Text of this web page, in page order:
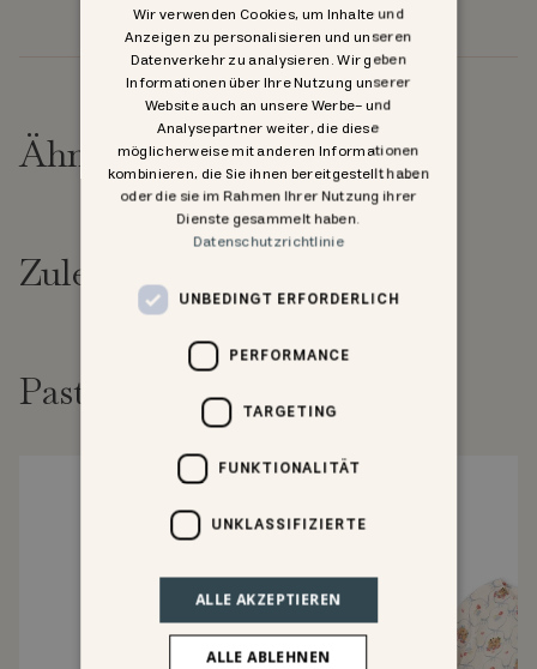
Ähnliche Produkte
Zuletzt angesehen
Past goed bij
Wir verwenden Cookies, um Inhalte und
Anzeigen zu personalisieren und unseren
Datenverkehr zu analysieren. Wir geben
Informationen über Ihre Nutzung unserer
Website auch an unsere Werbe- und
Analysepartner weiter, die diese
möglicherweise mit anderen Informationen
kombinieren, die Sie ihnen bereitgestellt haben
oder die sie im Rahmen Ihrer Nutzung ihrer
Dienste gesammelt haben.
Datenschutzrichtlinie
UNBEDINGT ERFORDERLICH
PERFORMANCE
TARGETING
FUNKTIONALITÄT
UNKLASSIFIZIERTE
ALLE AKZEPTIEREN
ALLE ABLEHNEN